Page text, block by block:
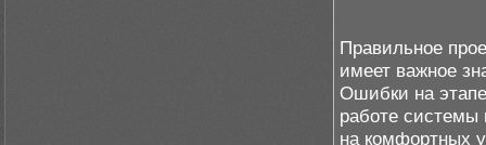
Правильное
имеет важное
Ошибки на
работе системы
на комфортных